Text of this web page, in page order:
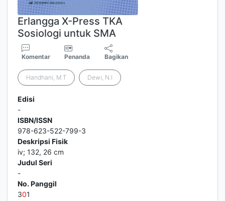
Erlangga X-Press TKA
Sosiologi untuk SMA
Komentar Penanda Bagikan
Handhani, M.T Dewi, N.I
Edisi
-
ISBN/ISSN
978-623-522-799-3
Deskripsi Fisik
iv; 132, 26 cm
Judul Seri
-
No. Panggil
301